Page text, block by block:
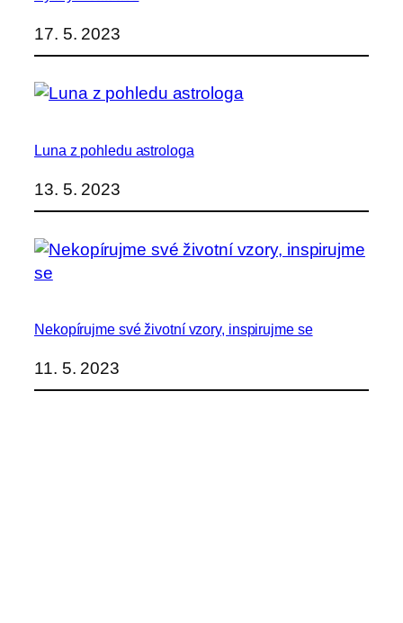
17. 5. 2023
Luna z pohledu astrologa
13. 5. 2023
Nekopírujme své životní vzory, inspirujme se
11. 5. 2023